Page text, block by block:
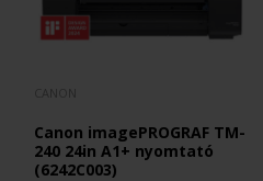
Canon imagePROGRAF TM-
240 24in A1+ nyomtató
(6242C003)